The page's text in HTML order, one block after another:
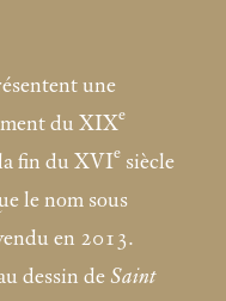
une
du XIXe
la fin du XVIe siècle
le nom sous
en 2013.
dessin de Saint